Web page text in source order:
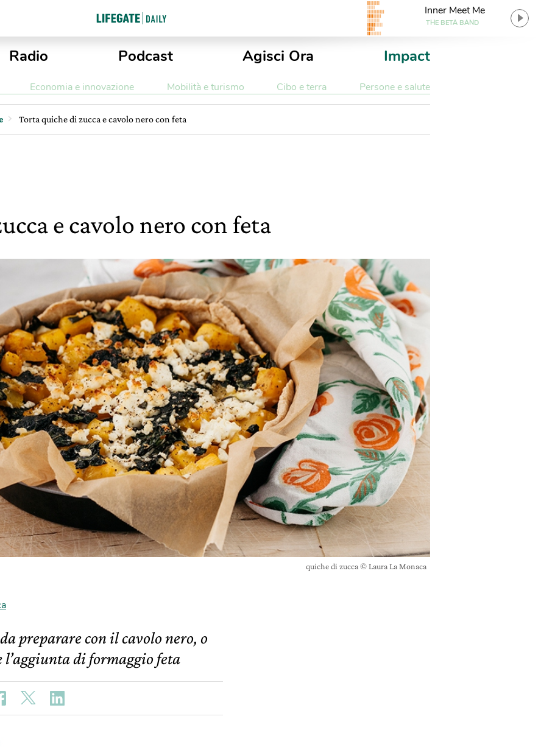
Inner Meet Me
THE BETA BAND
Radio Podcast Agisci Ora Impact
Economia e innovazione Mobilità e turismo Cibo e terra Persone e salute
Torta quiche di zucca e cavolo nero con feta
e cavolo nero con feta
quiche di zucca © Laura La Monaca
preparare con il cavolo nero, o
di formaggio feta